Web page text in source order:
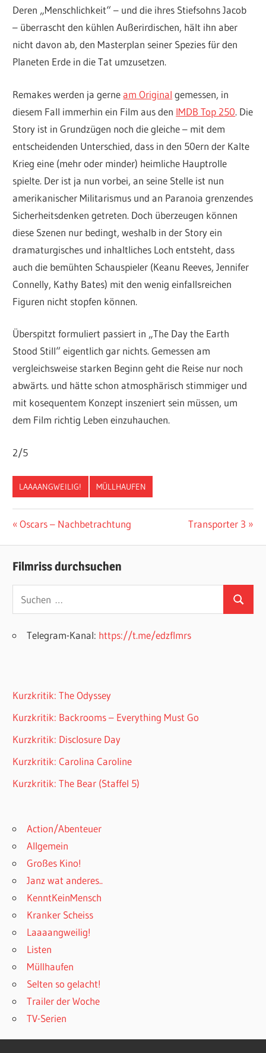
Deren „Menschlichkeit“ – und die ihres Stiefsohns Jacob
– überrascht den kühlen Außerirdischen, hält ihn aber
nicht davon ab, den Masterplan seiner Spezies für den
Planeten Erde in die Tat umzusetzen.
Remakes werden ja gerneam Original gemessen, in
diesem Fall immerhin ein Film aus den IMDB Top 250. Die
Story ist in Grundzügen noch die gleiche – mit dem
entscheidenden Unterschied, dass in den 50ern der Kalte
Krieg eine (mehr oder minder) heimliche Hauptrolle
spielte. Der ist ja nun vorbei, an seine Stelle ist nun
amerikanischer Militarismus und an Paranoia grenzendes
Sicherheitsdenken getreten. Doch überzeugen können
diese Szenen nur bedingt, weshalb in der Story ein
dramaturgisches und inhaltliches Loch entsteht, dass
auch die bemühten Schauspieler (Keanu Reeves, Jennifer
Connelly, Kathy Bates) mit den wenig einfallsreichen
Figuren nicht stopfen können.
Überspitzt formuliert passiert in „The Day the Earth
Stood Still“ eigentlich gar nichts. Gemessen am
vergleichsweise starken Beginn geht die Reise nur noch
abwärts. und hätte schon atmosphärisch stimmiger und
mit kosequentem Konzept inszeniert sein müssen, um
dem Film richtig Leben einzuhauchen.
2/5
LAAAANGWEILIG! MÜLLHAUFEN
Beitragsnavigation
Vorheriger
Oscars – Nachbetrachtung
Nächster
Transporter 3
Filmriss durchsuchen
Suchen
nach:
Suchen
Telegram-Kanal: https://t.me/edzflmrs
Kurzkritik: The Odyssey
Kurzkritik: Backrooms – Everything Must Go
Kurzkritik: Disclosure Day
Kurzkritik: Carolina Caroline
Kurzkritik: The Bear (Staffel 5)
Action/Abenteuer
Allgemein
Großes Kino!
Janz wat anderes..
KenntKeinMensch
Kranker Scheiss
Laaaangweilig!
Listen
Müllhaufen
Selten so gelacht!
Trailer der Woche
TV-Serien